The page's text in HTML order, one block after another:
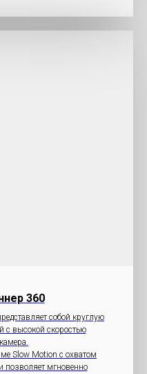
360
собой круглую
с высокой скоростью
Slow Motion с охватом
позволяет мгновенно